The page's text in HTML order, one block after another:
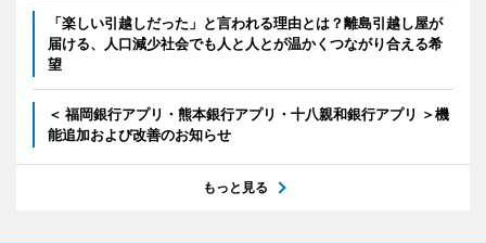
「楽しい引越しだった」と言われる理由とは？離島引越し屋が
届ける、人口減少社会でも人と人とが温かくつながり合える希
望
＜ 福岡銀行アプリ・熊本銀行アプリ・十八親和銀行アプリ ＞機
能追加および改善のお知らせ
もっと見る